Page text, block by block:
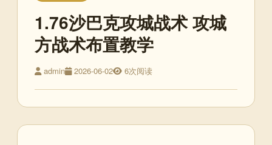
1.76沙巴克攻城战术 攻城
方战术布置教学
admin 2026-06-02 6次阅读